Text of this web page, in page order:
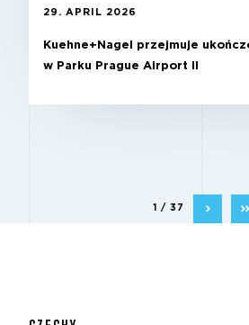
29. APRIL 2026
Kuehne+Nagel przejmuje
w Parku Prague Airport II
1 / 37